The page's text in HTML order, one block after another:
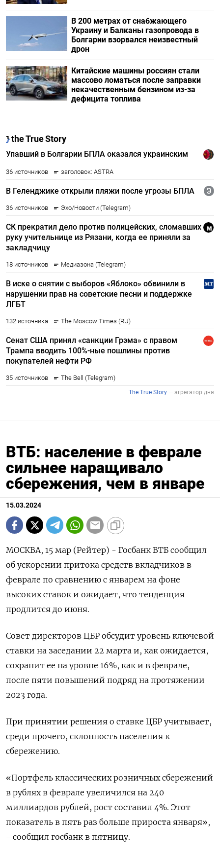
В 200 метрах от снабжающего
Украину и Балканы газопровода в
Болгарии взорвался неизвестный
дрон
Китайские машины россиян стали
массово ломаться после заправки
некачественным бензином из-за
дефицита топлива
ВТБ: население в феврале
сильнее наращивало
сбережения, чем в январе
15.03.2024
МОСКВА, 15 мар (Рейтер) - Госбанк ВТБ сообщил
об ускорении притока средств вкладчиков в
феврале по сравнению с январем на фоне
высоких ставок и ожидает, что тенденция
продлится до июня.
Совет директоров ЦБР обсудит уровень ключевой
ставки на заседании 22 марта и, как ожидается,
сохранит ее на уровне 16%, как и в феврале,
после пяти повышений подряд на протяжении
2023 года.
При принятии решения о ставке ЦБР учитывает,
среди прочего, склонность населения к
сбережению.
«Портфель классических розничных сбережений
в рублях в феврале увеличился на 240
миллиардов рублей, рост составил 4%. Этот
показатель в пять раз больше прироста января»,
- сообщил госбанк в пятницу.